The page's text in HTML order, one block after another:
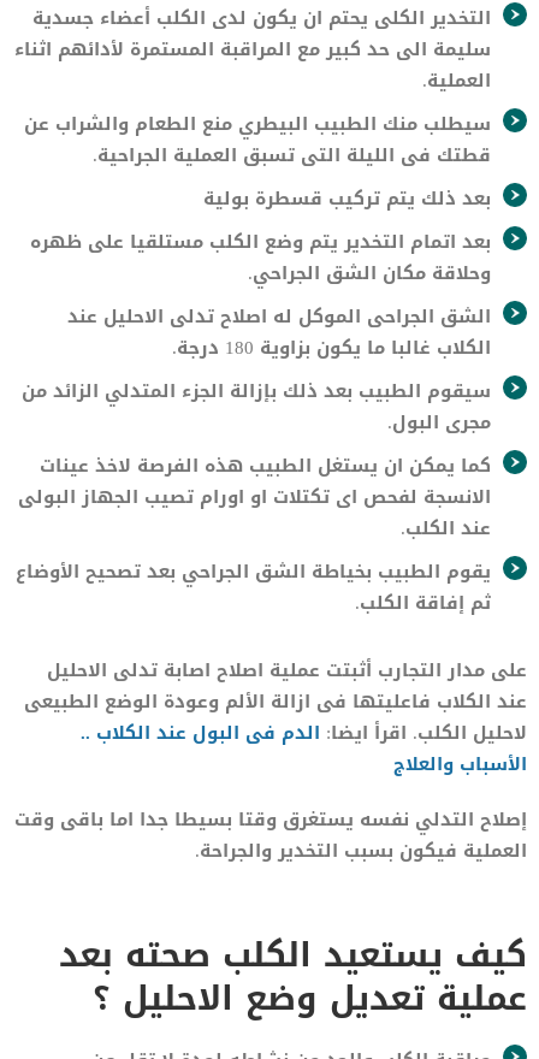
التخدير الكلى يحتم ان يكون لدى الكلب أعضاء جسدية
سليمة الى حد كبير مع المراقبة المستمرة لأدائهم اثناء
العملية.
سيطلب منك الطبيب البيطري منع الطعام والشراب عن
قطتك فى الليلة التى تسبق العملية الجراحية.
بعد ذلك يتم تركيب قسطرة بولية
بعد اتمام التخدير يتم وضع الكلب مستلقيا على ظهره
وحلاقة مكان الشق الجراحي.
الشق الجراحى الموكل له اصلاح تدلى الاحليل عند
الكلاب غالبا ما يكون بزاوية 180 درجة.
سيقوم الطبيب بعد ذلك بإزالة الجزء المتدلي الزائد من
مجرى البول.
كما يمكن ان يستغل الطبيب هذه الفرصة لاخذ عينات
الانسجة لفحص اى تكتلات او اورام تصيب الجهاز البولى
عند الكلب.
يقوم الطبيب بخياطة الشق الجراحي بعد تصحيح الأوضاع
ثم إفاقة الكلب.
على مدار التجارب أثبتت عملية اصلاح اصابة تدلى الاحليل
عند الكلاب فاعليتها فى ازالة الألم وعودة الوضع الطبيعى
لاحليل الكلب. اقرأ ايضا: الدم فى البول عند الكلاب ..
الأسباب والعلاج
إصلاح التدلي نفسه يستغرق وقتا بسيطا جدا اما باقى وقت
العملية فيكون بسبب التخدير والجراحة.
كيف يستعيد الكلب صحته بعد
عملية تعديل وضع الاحليل ؟